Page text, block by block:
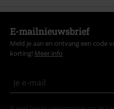
E-mailnieuwsbrief
Meld je aan en ontvang een code
korting! Meer info